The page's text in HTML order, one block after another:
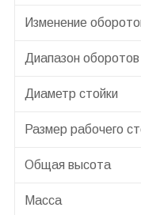
Изменение
Диапазон оборотов
Диаметр стойки
Размер рабочего
Общая высота
Масса